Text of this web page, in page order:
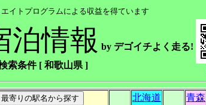
イトプログラムによる収益を得ています
泊情報 by デゴイチよく走る!
索条件 [ 和歌山県 ]
北海道
青森